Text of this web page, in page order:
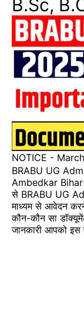
B.Sc,
NOTICE -
BRABU UG
Ambedkar
से BRABU UG
माध्यम से आवेदन
कौन-कौन सा
जानकारी आपको इस